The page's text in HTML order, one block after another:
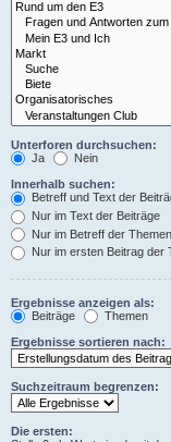
Unterforen durchsuchen:
Ja
Nein
Innerhalb suchen:
Betreff und Text der
Nur im Text der Beiträge
Nur im Betreff der Themen
Nur im ersten Beitrag der
Ergebnisse anzeigen als:
Beiträge
Themen
Ergebnisse sortieren nach:
Suchzeitraum begrenzen:
Die ersten: